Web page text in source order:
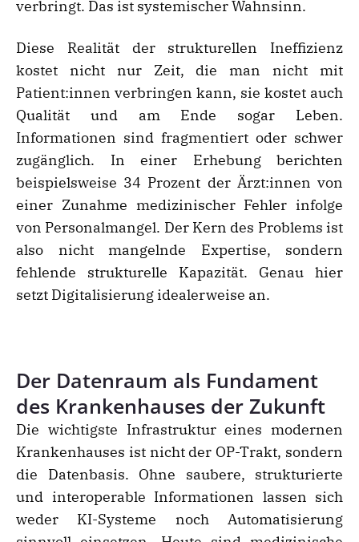
verbringt. Das ist systemischer Wahnsinn.
Diese Realität der strukturellen Ineffizienz
kostet nicht nur Zeit, die man nicht mit
Patient:innen verbringen kann, sie kostet auch
Qualität und am Ende sogar Leben.
Informationen sind fragmentiert oder schwer
zugänglich. In einer Erhebung berichten
beispielsweise 34 Prozent der Ärzt:innen von
einer Zunahme medizinischer Fehler infolge
von Personalmangel. Der Kern des Problems ist
also nicht mangelnde Expertise, sondern
fehlende strukturelle Kapazität. Genau hier
setzt Digitalisierung idealerweise an.
Der Datenraum als Fundament
des Krankenhauses der Zukunft
Die wichtigste Infrastruktur eines modernen
Krankenhauses ist nicht der OP-Trakt, sondern
die Datenbasis. Ohne saubere, strukturierte
und interoperable Informationen lassen sich
weder KI-Systeme noch Automatisierung